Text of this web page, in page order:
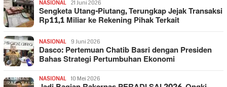
NASIONAL 21 Juni 2026
Sengketa Utang-Piutang, Terungkap Jejak Transaksi
Rp11,1 Miliar ke Rekening Pihak Terkait
NASIONAL 9 Juni 2026
Dasco: Pertemuan Chatib Basri dengan Presiden
Bahas Strategi Pertumbuhan Ekonomi
NASIONAL 10 Mei 2026